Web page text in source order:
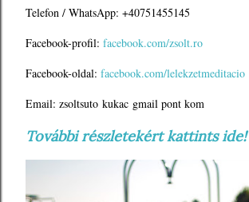
Telefon / WhatsApp: +40751455145
Facebook-profil: facebook.com/zsolt.ro
Facebook-oldal: facebook.com/lelekzetmeditacio
Email: zsoltsuto kukac gmail pont kom
További részletekért kattints ide!